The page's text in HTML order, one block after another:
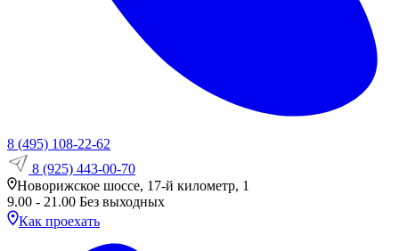
8 (495) 108-22-62
8 (925) 443-00-70
Новорижское шоссе, 17-й километр, 1
9.00 - 21.00 Без выходных
Как проехать